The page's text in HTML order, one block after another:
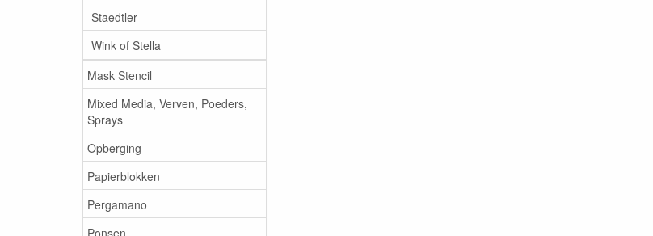
Staedtler
Wink of Stella
Mask Stencil
Mixed Media, Verven, Poeders,
Sprays
Opberging
Papierblokken
Pergamano
Ponsen